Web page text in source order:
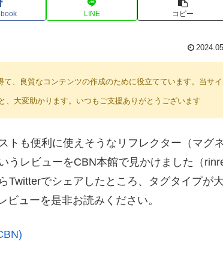
LINE コピー
、良質なコンテンツの作成のために役立てています。当サイ
、大変助かります。いつもご支援ありがとうございます
トも便利に使えそうなリフレクター（マグ
うレビューをCBN本館で見かけました（
Twitterでシェアしたところ、タグタイプが
ューを是非お読みください。